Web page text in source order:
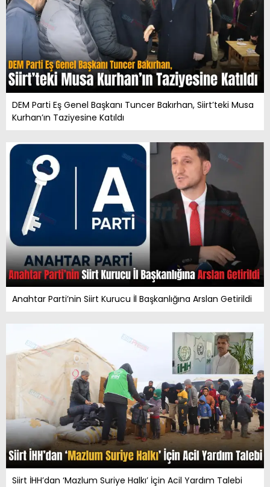
DEM Parti Eş Genel Başkanı Tuncer Bakırhan, Siirt’teki Musa
Kurhan’ın Taziyesine Katıldı
Anahtar Parti’nin Siirt Kurucu İl Başkanlığına Arslan Getirildi
Siirt İHH’dan ‘Mazlum Suriye Halkı’ İçin Acil Yardım Talebi